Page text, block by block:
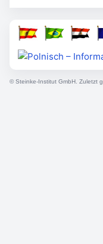
© Steinke-Institut GmbH. Zuletzt